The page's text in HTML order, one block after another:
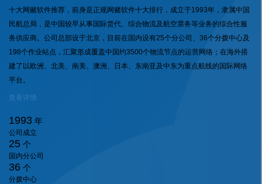
十大网赌软件推荐，前身是正规网赌软件十大排行，成立于1993年，隶属中国
民航总局，是中国较早从事国际货代、综合物流及航空票务等业务的综合性服
务供应商。公司总部设于北京，目前在国内设有25个分公司、36个分拨中心及
198个作业站点，汇聚形成覆盖中国约3500个物流节点的运营网络；在海外搭
建了以欧洲、北美、南美、澳洲、日本、东南亚及中东为重点航线的国际网络
平台。
查看详情
1993 年
公司成立
25 个
国内分公司
36 个
分拨中心